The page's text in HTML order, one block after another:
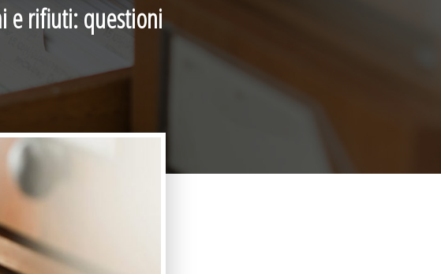
e rifiuti: questioni